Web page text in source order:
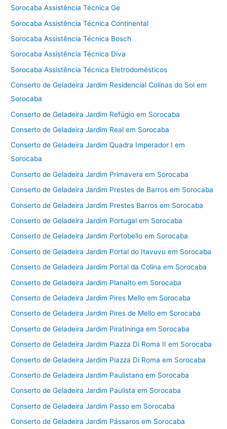
Sorocaba Assistência Técnica Ge
Sorocaba Assistência Técnica Continental
Sorocaba Assistência Técnica Bosch
Sorocaba Assistência Técnica Diva
Sorocaba Assistência Técnica Eletrodomésticos
Conserto de Geladeira Jardim Residencial Colinas do Sol em
Sorocaba
Conserto de Geladeira Jardim Refúgio em Sorocaba
Conserto de Geladeira Jardim Real em Sorocaba
Conserto de Geladeira Jardim Quadra Imperador I em
Sorocaba
Conserto de Geladeira Jardim Primavera em Sorocaba
Conserto de Geladeira Jardim Prestes de Barros em Sorocaba
Conserto de Geladeira Jardim Prestes Barros em Sorocaba
Conserto de Geladeira Jardim Portugal em Sorocaba
Conserto de Geladeira Jardim Portobello em Sorocaba
Conserto de Geladeira Jardim Portal do Itavuvu em Sorocaba
Conserto de Geladeira Jardim Portal da Colina em Sorocaba
Conserto de Geladeira Jardim Planalto em Sorocaba
Conserto de Geladeira Jardim Pires Mello em Sorocaba
Conserto de Geladeira Jardim Pires de Mello em Sorocaba
Conserto de Geladeira Jardim Piratininga em Sorocaba
Conserto de Geladeira Jardim Piazza Di Roma II em Sorocaba
Conserto de Geladeira Jardim Piazza Di Roma em Sorocaba
Conserto de Geladeira Jardim Paulistano em Sorocaba
Conserto de Geladeira Jardim Paulista em Sorocaba
Conserto de Geladeira Jardim Passo em Sorocaba
Conserto de Geladeira Jardim Pássaros em Sorocaba